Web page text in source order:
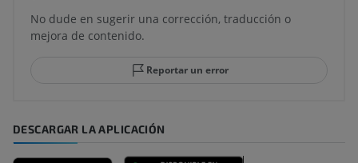
No dude en sugerir una corrección, traducción o
mejora de contenido.
Reportar un error
DESCARGAR LA APLICACIÓN